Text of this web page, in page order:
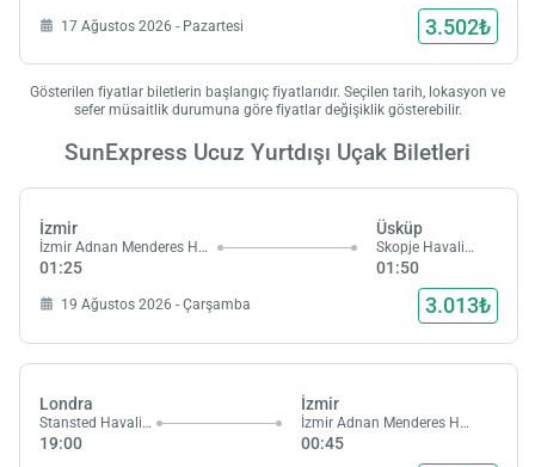
17 Ağustos 2026 - Pazartesi 3.502₺
Gösterilen fiyatlar biletlerin başlangıç fiyatlarıdır. Seçilen tarih, lokasyon ve
sefer müsaitlik durumuna göre fiyatlar değişiklik gösterebilir.
SunExpress Ucuz Yurtdışı Uçak Biletleri
İzmir
İzmir Adnan Menderes Havalimanı
01:25
Üsküp
Skopje Havalimanı
01:50
19 Ağustos 2026 - Çarşamba 3.013₺
Londra
Stansted Havalimanı
19:00
İzmir
İzmir Adnan Menderes Havalimanı
00:45